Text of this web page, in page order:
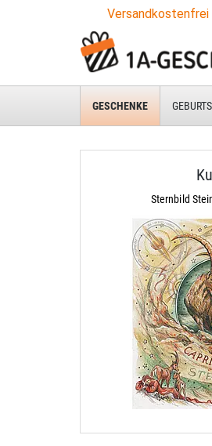
Versandkostenfrei
GESCHENKE
Sternbild